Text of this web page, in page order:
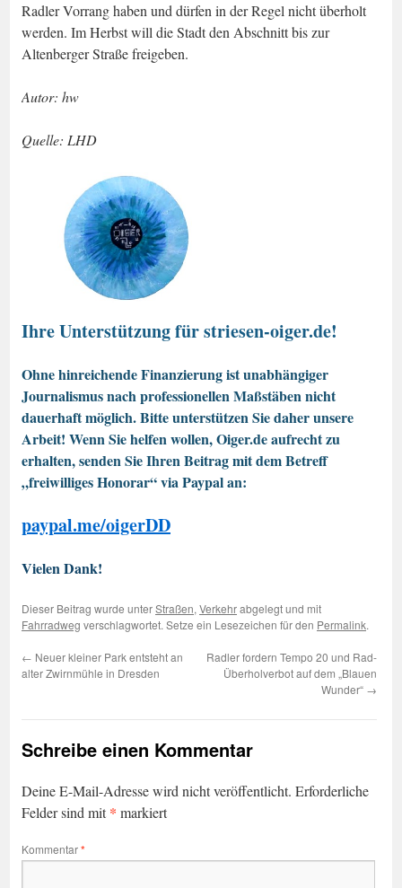
Radler Vorrang haben und dürfen in der Regel nicht überholt
werden. Im Herbst will die Stadt den Abschnitt bis zur
Altenberger Straße freigeben.
Autor: hw
Quelle: LHD
Ihre Unterstützung für striesen-oiger.de!
Ohne hinreichende Finanzierung ist unabhängiger
Journalismus nach professionellen Maßstäben nicht
dauerhaft möglich. Bitte unterstützen Sie daher unsere
Arbeit! Wenn Sie helfen wollen, Oiger.de aufrecht zu
erhalten, senden Sie Ihren Beitrag mit dem Betreff
„freiwilliges Honorar“ via Paypal an:
paypal.me/oigerDD
Vielen Dank!
Dieser Beitrag wurde unterStraßen,Verkehrabgelegt und mit
Fahrradweg verschlagwortet. Setze ein Lesezeichen für den Permalink.
← Neuer kleiner Park entsteht an
alter Zwirnmühle in Dresden
Radler fordern Tempo 20 und Rad-
Überholverbot auf dem „Blauen
Wunder“ →
Schreibe einen Kommentar
Deine E-Mail-Adresse wird nicht veröffentlicht. Erforderliche
Felder sind mit* markiert
Kommentar*